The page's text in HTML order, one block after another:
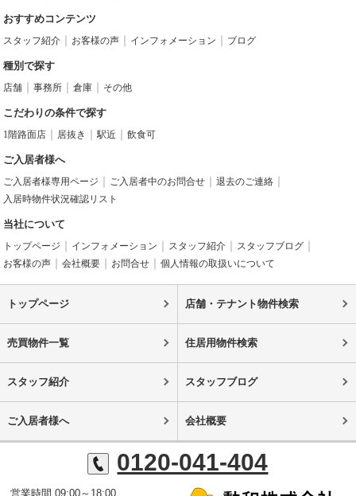
おすすめコンテンツ
スタッフ紹介 お客様の声 インフォメーション ブログ
種別で探す
店舗 事務所 倉庫 その他
こだわりの条件で探す
1階路面店 居抜き 駅近 飲食可
ご入居者様へ
ご入居者様専用ページ ご入居者中のお問合せ
退去のご連絡
入居時物件状況確認リスト
当社について
トップページ インフォメーション スタッフ紹介
スタッフブログ
お客様の声
会社概要 お問合せ 個人情報の取扱いについて
トップページ 店舗・テナント物件検索
売買物件一覧 住居用物件検索
スタッフ紹介 スタッフブログ
ご入居者様へ 会社概要
0120-041-404
営業時間 09:00～18:00